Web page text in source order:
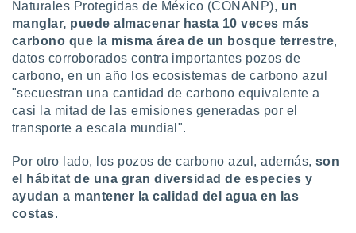
perfiles
utilizar
crear un
uso de
contenido
medir el
de la
el
del
Naturales Protegidas de México (CONANP), un
manglar, puede almacenar hasta 10 veces más
carbono que la misma área de un bosque terrestre,
datos corroborados contra importantes pozos de
carbono, en un año los ecosistemas de carbono azul
"secuestran una cantidad de carbono equivalente a
casi la mitad de las emisiones generadas por el
transporte a escala mundial".
Por otro lado, los pozos de carbono azul, además, son
el hábitat de una gran diversidad de especies y
ayudan a mantener la calidad del agua en las
costas.